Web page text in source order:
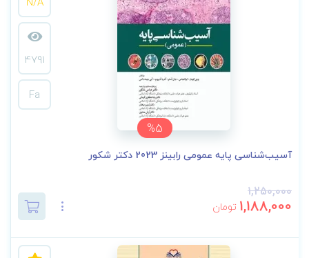
%5
4791
Fa
آسیب‌شناسی پایه عمومی رابینز 2023 دکتر شکور
1,250,000
1,188,000 تومان